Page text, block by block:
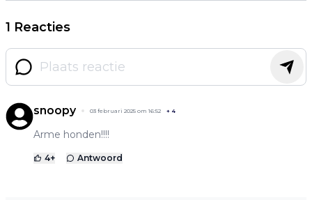
1 Reacties
snoopy 03 februari 2025 om 16:52 + 4
Arme honden!!!!
4+ Antwoord